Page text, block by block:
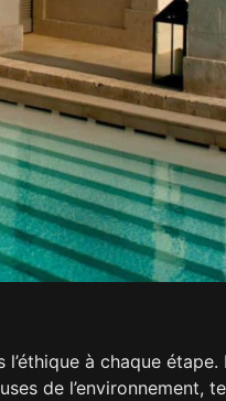
à chaque
de l’environnement,